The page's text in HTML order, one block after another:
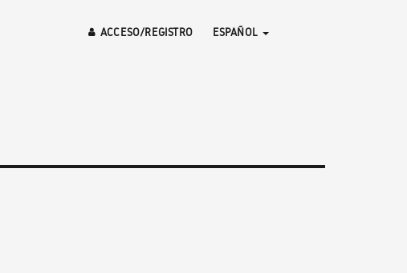
ESPAÑOL
ACCESO/REGISTRO